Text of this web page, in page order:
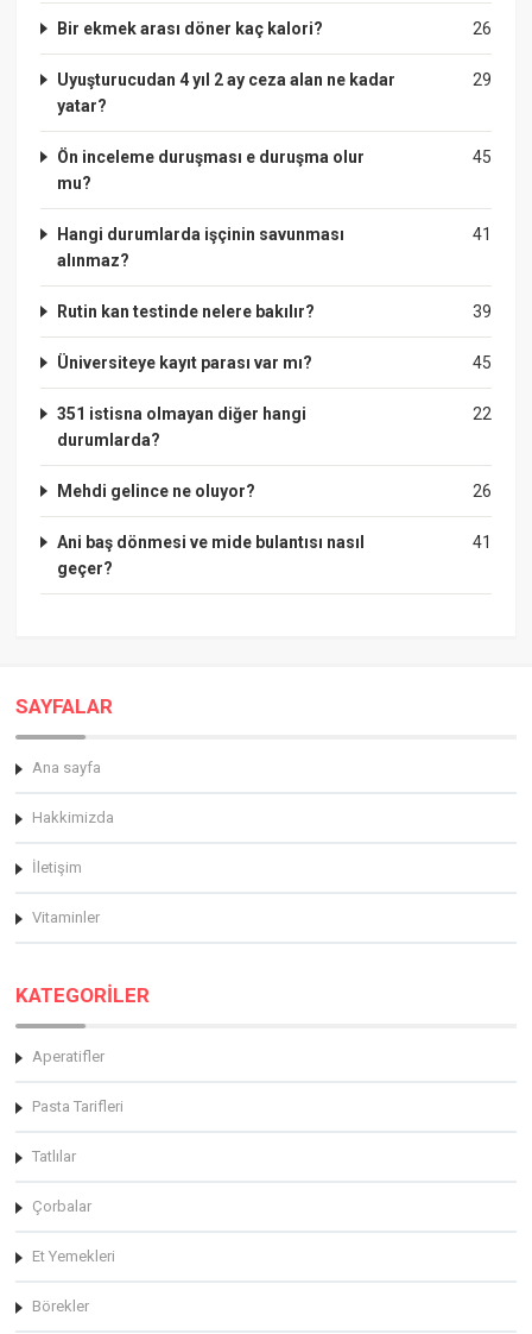
26
Bir ekmek arası döner kaç kalori?
29
Uyuşturucudan 4 yıl 2 ay ceza alan ne kadar
yatar?
45
Ön inceleme duruşması e duruşma olur
mu?
41
Hangi durumlarda işçinin savunması
alınmaz?
39
Rutin kan testinde nelere bakılır?
45
Üniversiteye kayıt parası var mı?
22
351 istisna olmayan diğer hangi
durumlarda?
26
Mehdi gelince ne oluyor?
41
Ani baş dönmesi ve mide bulantısı nasıl
geçer?
SAYFALAR
Ana sayfa
Hakkimizda
İletişim
Vitaminler
KATEGORİLER
Aperatifler
Pasta Tarifleri
Tatlılar
Çorbalar
Et Yemekleri
Börekler